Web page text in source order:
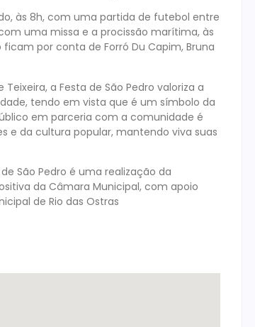
às 8h, com uma partida de futebol entre
uma missa e a procissão marítima, às
ficam por conta de Forró Du Capim, Bruna
a Festa de São Pedro valoriza a
tendo em vista que é um símbolo da
em parceria com a comunidade é
e da cultura popular, mantendo viva suas
São Pedro é uma realização da
da Câmara Municipal, com apoio
de Rio das Ostras